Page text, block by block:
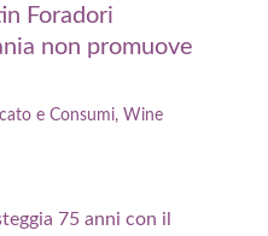
Foradori
non promuove
e Consumi, Wine